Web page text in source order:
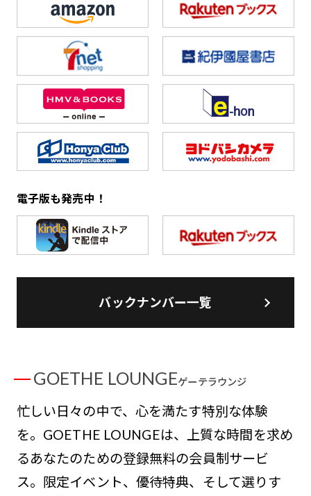
電子版も発売中！
バックナンバー一覧
GOETHE LOUNGEゲーテラウンジ
忙しい日々の中で、心を満たす特別な体験
を。GOETHE LOUNGEは、上質な時間を求め
るあなたのための登録無料の会員制サービ
ス。限定イベント、優待特典、そして選りす